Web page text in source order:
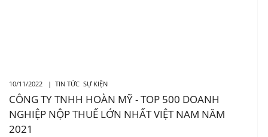
10/11/2022 | TIN TỨC SỰ KIỆN
CÔNG TY TNHH HOÀN MỸ - TOP 500 DOANH
NGHIỆP NỘP THUẾ LỚN NHẤT VIỆT NAM NĂM
2021